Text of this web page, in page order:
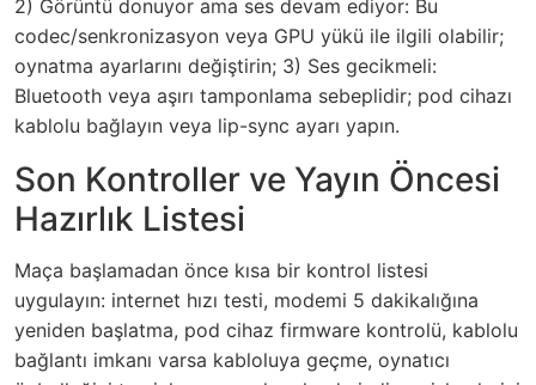
2) Görüntü donuyor ama ses devam ediyor: Bu
codec/senkronizasyon veya GPU yükü ile ilgili olabilir;
oynatma ayarlarını değiştirin; 3) Ses gecikmeli:
Bluetooth veya aşırı tamponlama sebeplidir; pod cihazı
kablolu bağlayın veya lip-sync ayarı yapın.
Son Kontroller ve Yayın Öncesi
Hazırlık Listesi
Maça başlamadan önce kısa bir kontrol listesi
uygulayın: internet hızı testi, modemi 5 dakikalığına
yeniden başlatma, pod cihaz firmware kontrolü, kablolu
bağlantı imkanı varsa kabloluya geçme, oynatıcı